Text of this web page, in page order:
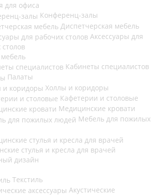
для офиса
Конференц-залы
Диспетчерская мебель
Аксессуары для
Кабинеты специалистов
Палаты
Холлы и коридоры
Кафетерии и столовые
Медицинские кровати
Мебель для пожилых
стулья и кресла для врачей
дизайн
Текстиль
Акустические